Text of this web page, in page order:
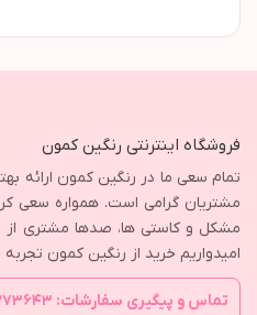
فروشگاه اینترنتی رنگین کمون
تمام سعی ما در رنگین کمون ارائه
مشتریان گرامی است. همواره سعی
مشکل و کاستی ها، صدها مشتری از
امیدواریم خرید از رنگین کمون
تماس و پیگیری سفارشات: ۶۲۷۳۶۴۳-۰۹۱۹